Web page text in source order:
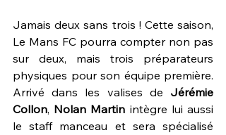
Jamais deux sans trois ! Cette saison,
Le Mans FC pourra compter non pas
sur deux, mais trois préparateurs
physiques pour son équipe première.
Arrivé dans les valises de Jérémie
Collon, Nolan Martin intègre lui aussi
le staff manceau et sera spécialisé